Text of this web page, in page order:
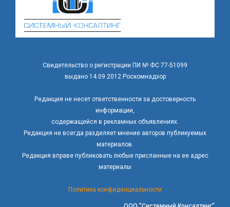
Свидетельство о регистрации ПИ № ФС 77-51099
выдано 14.09.2012 Роскомнадзор
Редакция не несет ответственности за достоверность
информации,
содержащейся в рекламных объявлениях.
Редакция не всегда разделяет мнение авторов публикуемых
материалов.
Редакция вправе публиковать любые присланные на ее адрес
материалы
Политика конфиденциальности